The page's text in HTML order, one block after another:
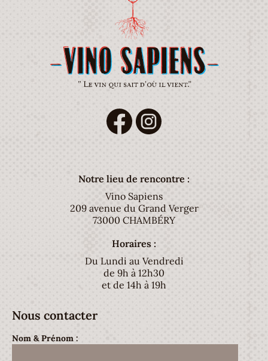
Notre lieu de rencontre :
Vino Sapiens
209 avenue du Grand Verger
73000 CHAMBÉRY
Horaires :
Du Lundi au Vendredi
de 9h à 12h30
et de 14h à 19h
Nous contacter
Nom & Prénom :